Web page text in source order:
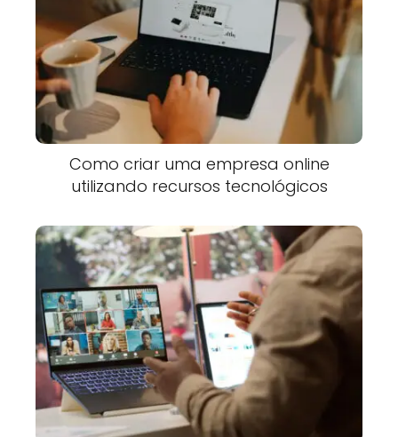
Como criar uma empresa online
utilizando recursos tecnológicos